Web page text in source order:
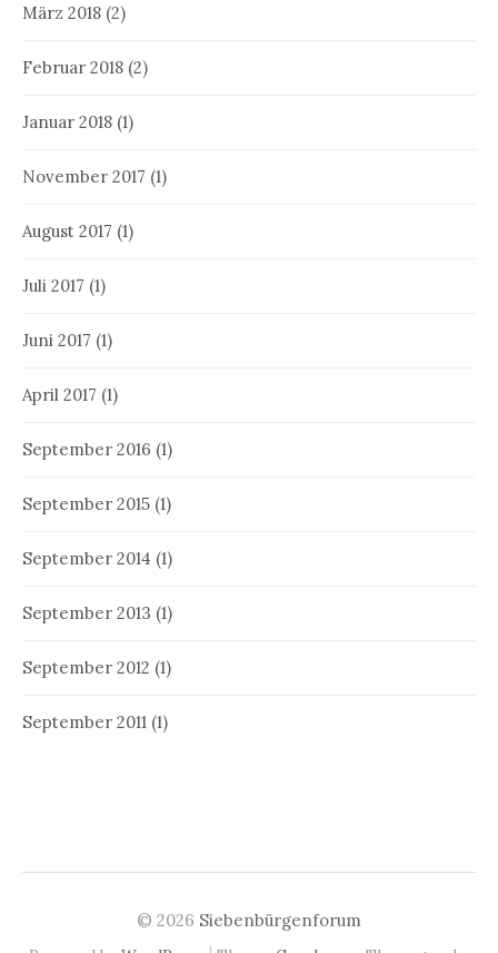
März 2018 (2)
Februar 2018 (2)
Januar 2018 (1)
November 2017 (1)
August 2017 (1)
Juli 2017 (1)
Juni 2017 (1)
April 2017 (1)
September 2016 (1)
September 2015 (1)
September 2014 (1)
September 2013 (1)
September 2012 (1)
September 2011 (1)
© 2026 Siebenbürgenforum